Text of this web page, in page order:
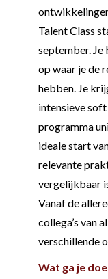
Talent Class
september.
op waar je de
hebben. Je
intensieve
programma
ideale start
relevante
vergelijkbaar
Vanaf de
collega’s van
verschillende
Wat ga je